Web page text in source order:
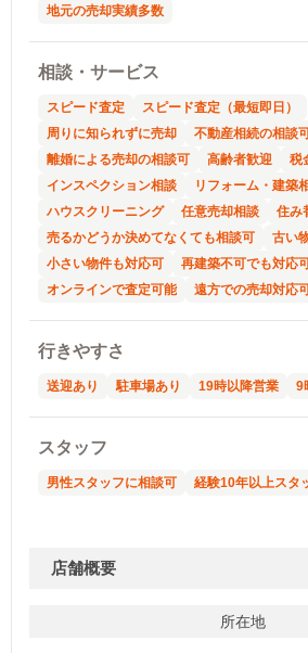
地元の売却実績多数
相談・サービス
スピード査定
スピード査定（最短即日）
周りに知られずに売却
不動産相続の相談
離婚による売却の相談可
高齢者歓迎
税
インスペクション相談
リフォーム・建築
ハウスクリーニング
任意売却相談
住み
売るかどうか決めてなくても相談可
古い
小さい物件も対応可
再建築不可でも対応
オンラインで査定可能
遠方での売却対応
行きやすさ
送迎あり 駐車場あり 19時以降営業 9
スタッフ
男性スタッフに相談可 経験10年以上スタ
店舗概要
所在地